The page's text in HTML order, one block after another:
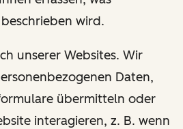
wird.
unserer Websites. Wir
Daten,
übermitteln oder
interagieren, z. B. wenn